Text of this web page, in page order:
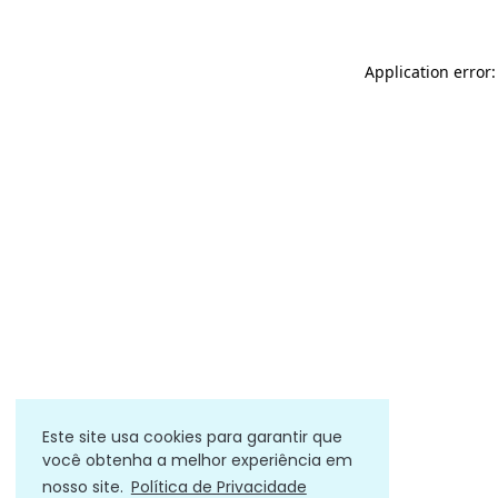
Este site usa cookies para garantir que
você obtenha a melhor experiência em
nosso site. Política de Privacidade
Application